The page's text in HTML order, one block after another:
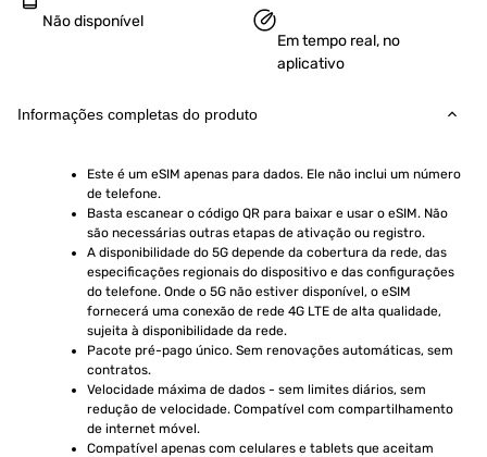
Não disponível
Em tempo real, no
aplicativo
Informações completas do produto
Este é um eSIM apenas para dados. Ele não inclui um número
de telefone.
Basta escanear o código QR para baixar e usar o eSIM. Não
são necessárias outras etapas de ativação ou registro.
A disponibilidade do 5G depende da cobertura da rede, das
especificações regionais do dispositivo e das configurações
do telefone. Onde o 5G não estiver disponível, o eSIM
fornecerá uma conexão de rede 4G LTE de alta qualidade,
sujeita à disponibilidade da rede.
Pacote pré-pago único. Sem renovações automáticas, sem
contratos.
Velocidade máxima de dados - sem limites diários, sem
redução de velocidade. Compatível com compartilhamento
de internet móvel.
Compatível apenas com celulares e tablets que aceitam